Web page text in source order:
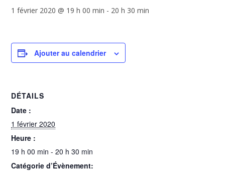
1 février 2020 @ 19 h 00 min - 20 h 30 min
Ajouter au calendrier
DÉTAILS
Date :
1 février 2020
Heure :
19 h 00 min - 20 h 30 min
Catégorie d’Évènement: